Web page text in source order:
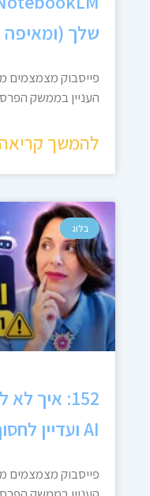
שלך
פייסבוק מצמצמים
העניין בממשק
להמשך
בלוג
152: איך
AI ועדיין לחסוך מלא זמן!
פייסבוק מצמצמים